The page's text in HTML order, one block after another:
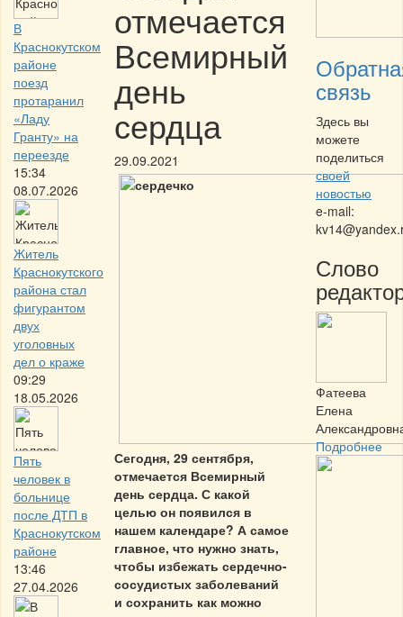
В
Краснокутском
районе
поезд
протаранил
«Ладу
Гранту» на
переезде
15:34
08.07.2026
Житель
Краснокутского
района стал
фигурантом
двух
уголовных
дел о краже
09:29
18.05.2026
Пять
человек в
больнице
после ДТП в
Краснокутском
районе
13:46
27.04.2026
отмечается
Всемирный
день
сердца
29.09.2021
Сегодня, 29 сентября,
отмечается Всемирный
день сердца. С какой
целью он появился в
нашем календаре? А самое
главное, что нужно знать,
чтобы избежать сердечно-
сосудистых заболеваний
и сохранить как можно
связь
Здесь вы
можете
поделиться
своей
новостью
e-mail:
Слово
Фатеева
Елена
Подробнее